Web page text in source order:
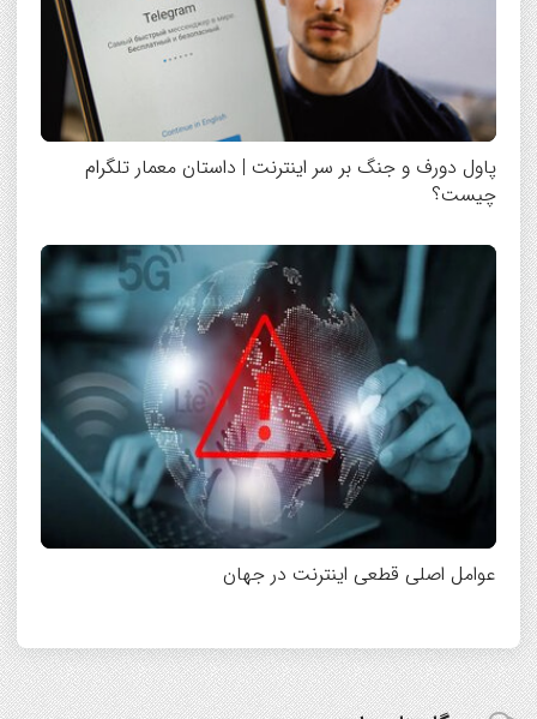
پاول دورف و جنگ بر سر اینترنت | داستان معمار تلگرام
چیست؟
عوامل اصلی قطعی اینترنت در جهان